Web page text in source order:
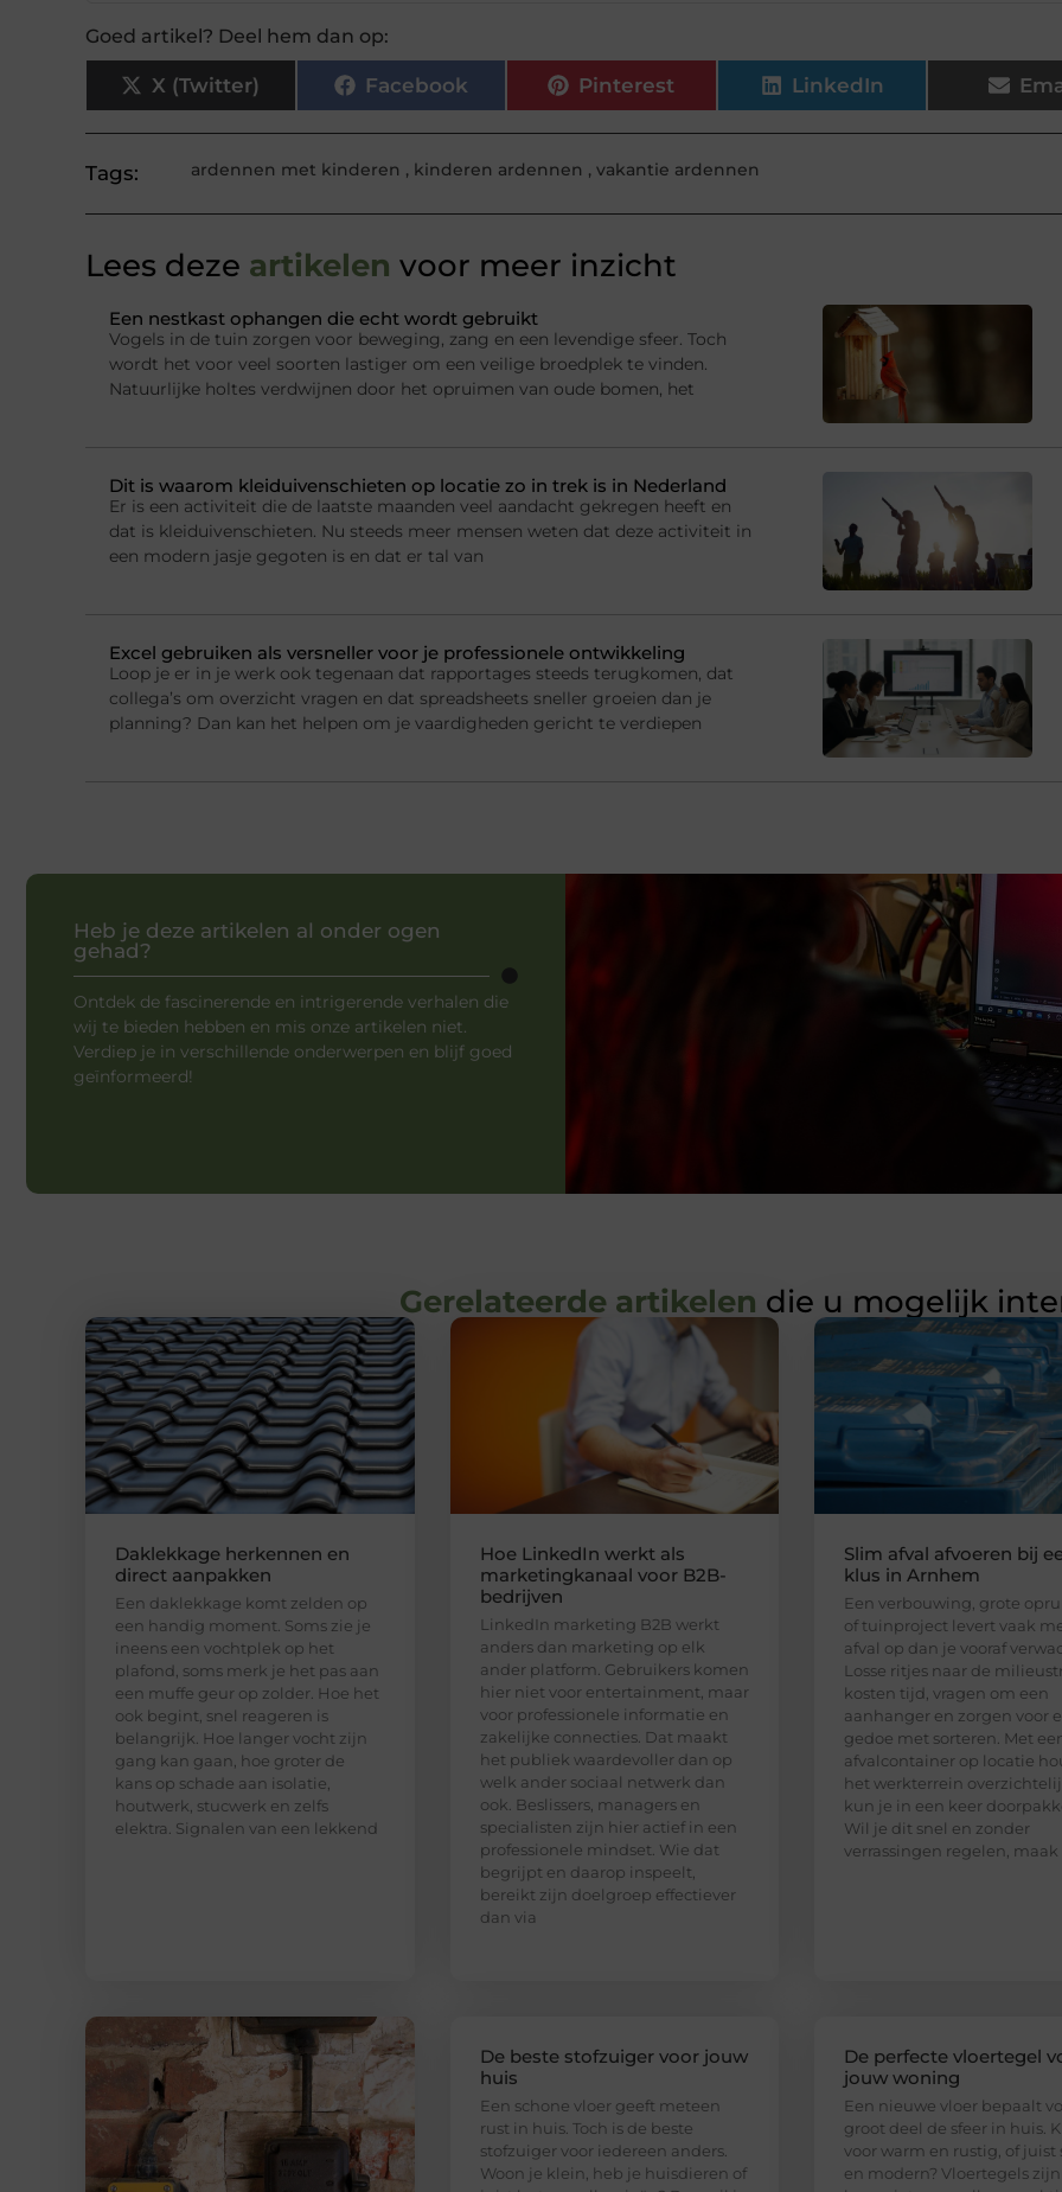
Goed artikel? Deel hem dan op:
X (Twitter) Facebook Pinterest LinkedIn
Tags: ardennen met kinderen , kinderen ardennen , vakantie ardennen
Lees deze artikelen voor meer inzicht
Een nestkast ophangen die echt wordt gebruikt
Vogels in de tuin zorgen voor beweging, zang en een levendige sfeer. Toch
wordt het voor veel soorten lastiger om een veilige broedplek te vinden.
Natuurlijke holtes verdwijnen door het opruimen van oude bomen, het
Dit is waarom kleiduivenschieten op locatie zo in trek is in Nederland
Er is een activiteit die de laatste maanden veel aandacht gekregen heeft en
dat is kleiduivenschieten. Nu steeds meer mensen weten dat deze activiteit in
een modern jasje gegoten is en dat er tal van
Excel gebruiken als versneller voor je professionele ontwikkeling
Loop je er in je werk ook tegenaan dat rapportages steeds terugkomen, dat
collega’s om overzicht vragen en dat spreadsheets sneller groeien dan je
planning? Dan kan het helpen om je vaardigheden gericht te verdiepen
Heb je deze artikelen al onder ogen
gehad?
Ontdek de fascinerende en intrigerende verhalen die
wij te bieden hebben en mis onze artikelen niet.
Verdiep je in verschillende onderwerpen en blijf goed
geïnformeerd!
Gerelateerde artikelen die u mogelijk
Daklekkage herkennen en
direct aanpakken
Een daklekkage komt zelden op
een handig moment. Soms zie je
ineens een vochtplek op het
plafond, soms merk je het pas aan
een muffe geur op zolder. Hoe het
ook begint, snel reageren is
belangrijk. Hoe langer vocht zijn
gang kan gaan, hoe groter de
kans op schade aan isolatie,
houtwerk, stucwerk en zelfs
elektra. Signalen van een lekkend
Hoe LinkedIn werkt als
marketingkanaal voor B2B-
bedrijven
LinkedIn marketing B2B werkt
anders dan marketing op elk
ander platform. Gebruikers komen
hier niet voor entertainment, maar
voor professionele informatie en
zakelijke connecties. Dat maakt
het publiek waardevoller dan op
welk ander sociaal netwerk dan
ook. Beslissers, managers en
specialisten zijn hier actief in een
professionele mindset. Wie dat
begrijpt en daarop inspeelt,
bereikt zijn doelgroep effectiever
dan via
Slim afval afvoeren bij
klus in Arnhem
Een verbouwing, grote
of tuinproject levert vaak
afval op dan je vooraf
Losse ritjes naar de
kosten tijd, vragen om een
aanhanger en zorgen voor
gedoe met sorteren. Met
afvalcontainer op locatie
het werkterrein
kun je in een keer
Wil je dit snel en zonder
verrassingen regelen,
De beste stofzuiger voor jouw
huis
Een schone vloer geeft meteen
rust in huis. Toch is de beste
stofzuiger voor iedereen anders.
Woon je klein, heb je huisdieren of
De perfecte vloertegel
jouw woning
Een nieuwe vloer bepaalt
groot deel de sfeer in huis.
voor warm en rustig, of juist
en modern? Vloertegels